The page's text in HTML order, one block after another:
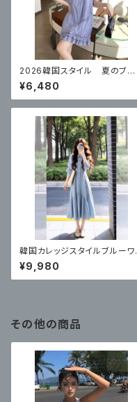
2026韓国スタイル 夏のブル
ーカレッジスタイルドレス
¥6,480
韓国カレッジスタイルブルーワ
ピース
¥9,980
その他の商品